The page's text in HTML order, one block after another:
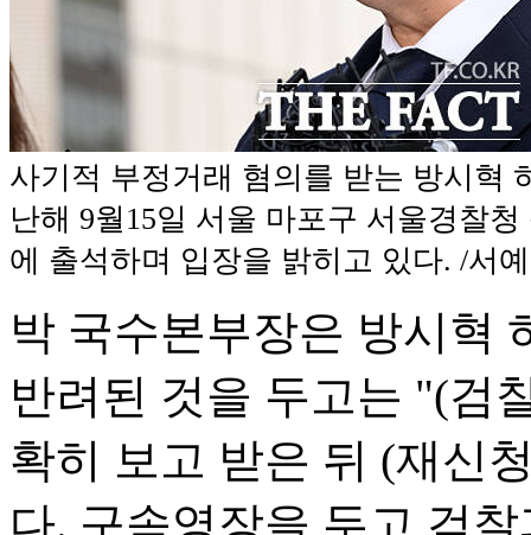
사기적 부정거래 혐의를 받는 방시혁
난해 9월15일 서울 마포구 서울경찰
에 출석하며 입장을 밝히고 있다. /서
박 국수본부장은 방시혁
반려된 것을 두고는 "(검
확히 보고 받은 뒤 (재신
다. 구속영장을 두고 검